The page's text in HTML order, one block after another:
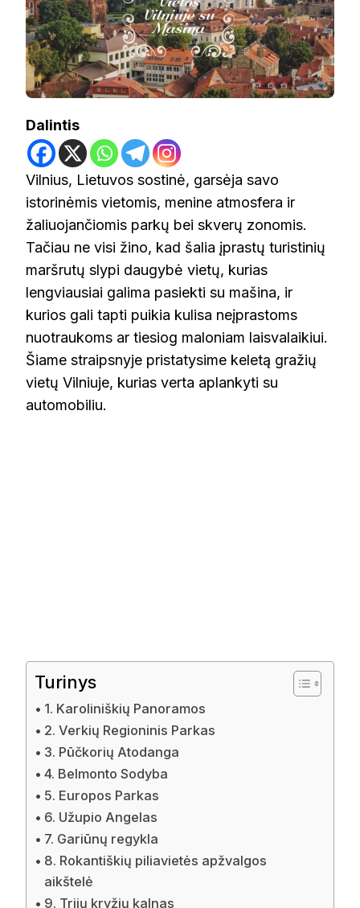
PASLĖPTI
PERLIUKAI
IR
PANORAMŲ
STEBĖJIMO
TAŠKAI
Dalintis
Vilnius, Lietuvos sostinė, garsėja savo
istorinėmis vietomis, menine atmosfera ir
žaliuojančiomis parkų bei skverų zonomis.
Tačiau ne visi žino, kad šalia įprastų turistinių
maršrutų slypi daugybė vietų, kurias
lengviausiai galima pasiekti su mašina, ir
kurios gali tapti puikia kulisa neįprastoms
nuotraukoms ar tiesiog maloniam laisvalaikiui.
Šiame straipsnyje pristatysime keletą gražių
vietų Vilniuje, kurias verta aplankyti su
automobiliu.
Turinys
1. Karoliniškių Panoramos
2. Verkių Regioninis Parkas
3. Pūčkorių Atodanga
4. Belmonto Sodyba
5. Europos Parkas
6. Užupio Angelas
7. Gariūnų regykla
8. Rokantiškių piliavietės apžvalgos
aikštelė
9. Trijų kryžių kalnas